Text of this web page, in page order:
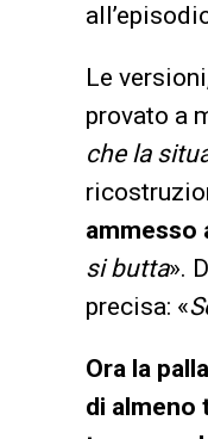
Le
provato a
che la
ammesso
si butta».
precisa: «
Ora la
di almeno